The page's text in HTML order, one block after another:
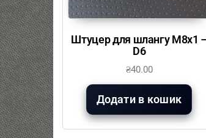
Штуцер для шлангу М8х1
D6
₴40.00
Додати в кошик